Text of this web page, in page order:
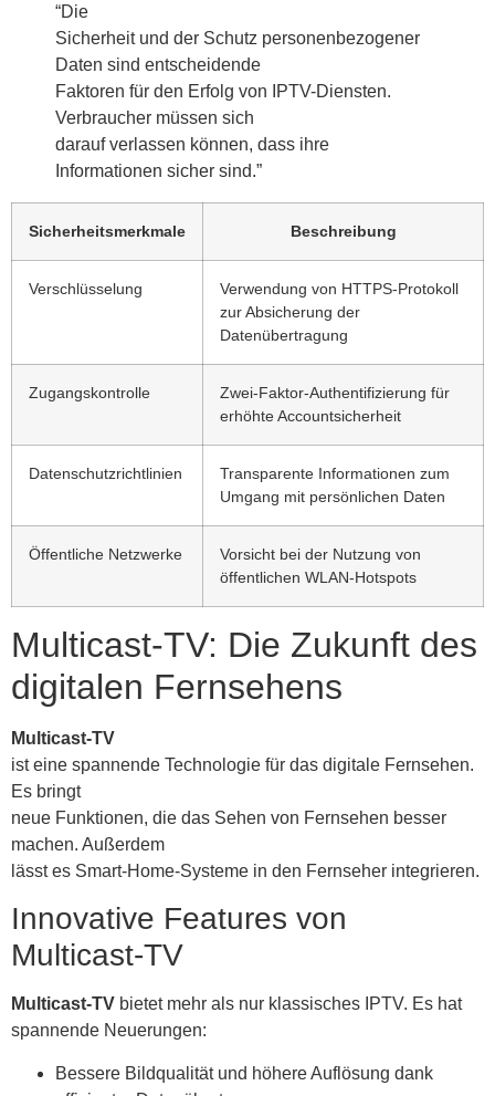
“Die
Sicherheit und der Schutz personenbezogener
Daten sind entscheidende
Faktoren für den Erfolg von IPTV-Diensten.
Verbraucher müssen sich
darauf verlassen können, dass ihre
Informationen sicher sind.”
Sicherheitsmerkmale Beschreibung
Verschlüsselung
Verwendung von HTTPS-Protokoll
zur Absicherung der
Datenübertragung
Zugangskontrolle
Zwei-Faktor-Authentifizierung für
erhöhte Accountsicherheit
Datenschutzrichtlinien
Transparente Informationen zum
Umgang mit persönlichen Daten
Öffentliche Netzwerke
Vorsicht bei der Nutzung von
öffentlichen WLAN-Hotspots
Multicast-TV: Die Zukunft des
digitalen Fernsehens
Multicast-TV
ist eine spannende Technologie für das digitale Fernsehen.
Es bringt
neue Funktionen, die das Sehen von Fernsehen besser
machen. Außerdem
lässt es Smart-Home-Systeme in den Fernseher integrieren.
Innovative Features von
Multicast-TV
Multicast-TV bietet mehr als nur klassisches IPTV. Es hat
spannende Neuerungen:
Bessere Bildqualität und höhere Auflösung dank